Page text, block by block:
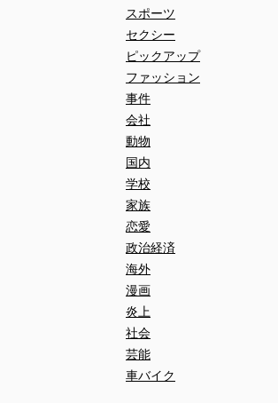
スポーツ
セクシー
ピックアップ
ファッション
事件
会社
動物
国内
学校
家族
恋愛
政治経済
海外
漫画
炎上
社会
芸能
車バイク